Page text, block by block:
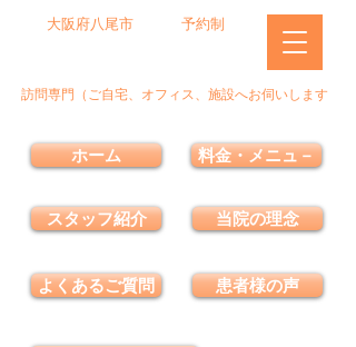
大阪府八尾市 予約制
訪問専門（ご自宅、オフィス、施設へお伺いします
ホーム
スタッフ紹介
よくあるご質問
料金・メニュ－
当院の理念
患者様の声